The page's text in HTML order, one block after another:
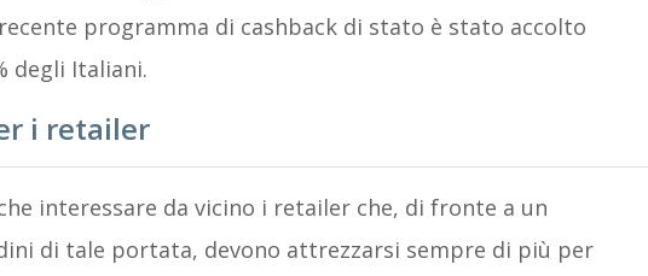
programma di cashback di stato è stato accolto
degli Italiani.
i retailer
interessare da vicino i retailer che, di fronte a un
di tale portata, devono attrezzarsi sempre di più per